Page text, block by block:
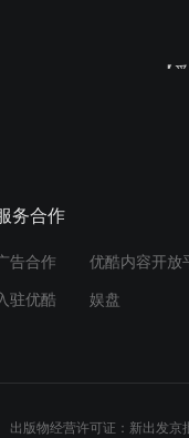
【
务合作
告合作 优酷内容开放
驻优酷 娱盘
出版物经营许可证：新出发京